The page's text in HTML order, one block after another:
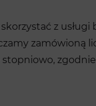
z
zamówioną